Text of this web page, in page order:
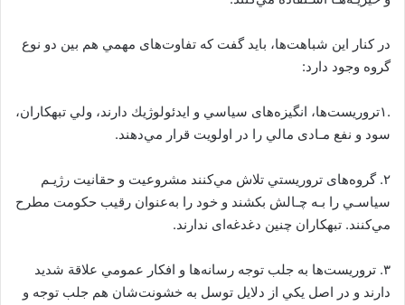
در ﻛﻨﺎر اﻳﻦ ﺷﺒﺎﻫﺖﻫﺎ، ﺑﺎﻳﺪ ﮔﻔﺖ ﻛﻪ ﺗﻔﺎوتﻫﺎی ﻣﻬﻤﻲ ﻫﻢ ﺑﻴﻦ دو ﻧﻮع
ﮔﺮوه وﺟﻮد دارد:
.١ﺗﺮورﻳﺴﺖﻫﺎ، اﻧﮕﻴﺰهﻫﺎی ﺳﻴﺎﺳﻲ و اﻳﺪﺋﻮﻟﻮژﻳﻚ دارﻧﺪ، وﻟﻲ ﺗﺒﻬﻜﺎران،
ﺳﻮد و ﻧﻔﻊ ﻣـﺎدی ﻣﺎﻟﻲ را در اوﻟﻮﻳﺖ ﻗﺮار ﻣﻲدﻫﻨﺪ.
٢. ﮔﺮوهﻫﺎی ﺗﺮورﻳﺴﺘﻲ ﺗﻼش ﻣﻲﻛﻨﻨﺪ ﻣﺸﺮوﻋﻴﺖ و ﺣﻘﺎﻧﻴﺖ رژﻳـﻢ
ﺳﻴﺎﺳـﻲ را ﺑـﻪ ﭼـﺎﻟﺶ ﺑﻜﺸﻨﺪ و ﺧﻮد را ﺑﻪﻋﻨﻮان رﻗﻴﺐ ﺣﻜﻮﻣﺖ ﻣﻄﺮح
ﻣﻲﻛﻨﻨﺪ. ﺗﺒﻬﻜﺎران ﭼﻨﻴﻦ دﻏﺪﻏﻪای ﻧﺪارﻧﺪ.
٣. ﺗﺮورﻳﺴﺖﻫﺎ ﺑﻪ ﺟﻠﺐ ﺗﻮﺟﻪ رﺳﺎﻧﻪﻫﺎ و اﻓﻜﺎر ﻋﻤﻮﻣﻲ ﻋﻼﻗﺔ ﺷﺪﻳﺪ
دارﻧﺪ و در اﺻﻞ ﻳﻜﻲ از دﻻﻳﻞ ﺗﻮﺳﻞ ﺑﻪ ﺧﺸﻮﻧﺖﺷﺎن ﻫﻢ ﺟﻠﺐ ﺗﻮﺟﻪ و